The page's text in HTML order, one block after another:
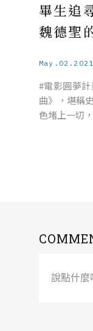
畢生追
魏德聖
May.02.2021
#電影圓夢
曲》，堪稱
色堵上一切
說點什麼